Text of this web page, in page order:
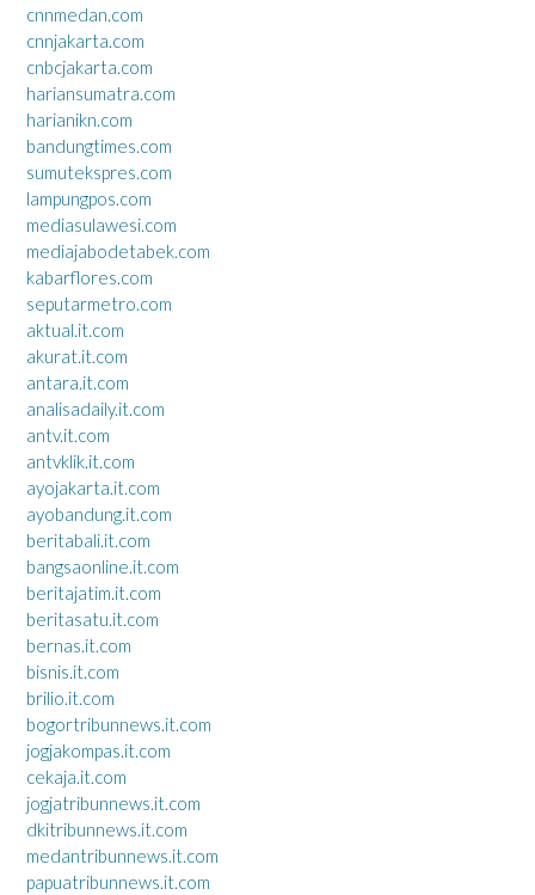
cnnmedan.com
cnnjakarta.com
cnbcjakarta.com
hariansumatra.com
harianikn.com
bandungtimes.com
sumutekspres.com
lampungpos.com
mediasulawesi.com
mediajabodetabek.com
kabarflores.com
seputarmetro.com
aktual.it.com
akurat.it.com
antara.it.com
analisadaily.it.com
antv.it.com
antvklik.it.com
ayojakarta.it.com
ayobandung.it.com
beritabali.it.com
bangsaonline.it.com
beritajatim.it.com
beritasatu.it.com
bernas.it.com
bisnis.it.com
brilio.it.com
bogortribunnews.it.com
jogjakompas.it.com
cekaja.it.com
jogjatribunnews.it.com
dkitribunnews.it.com
medantribunnews.it.com
papuatribunnews.it.com